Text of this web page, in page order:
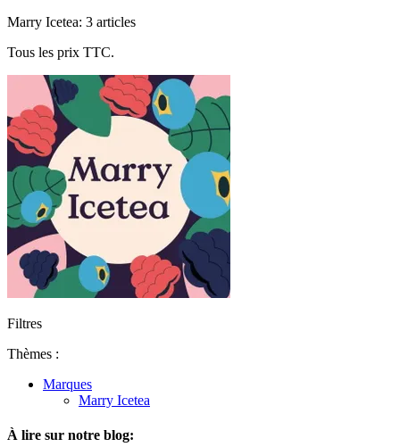
Marry Icetea: 3 articles
Tous les prix TTC.
Filtres
Thèmes :
Marques
Marry Icetea
À lire sur notre blog: